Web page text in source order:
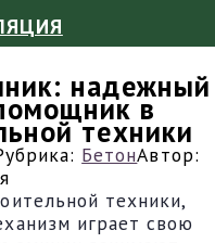
надежный
в
техники
БетонАвтор:
техники,
играет свою